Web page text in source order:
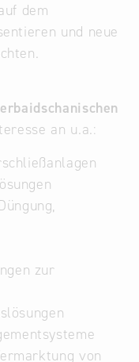
dem
und neue
an u.a.:
zur
von